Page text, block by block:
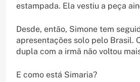
estampada. Ela vestiu a peça
Desde, então, Simone tem
apresentações solo pelo Brasil.
dupla com a irmã não voltou
E como está Simaria?